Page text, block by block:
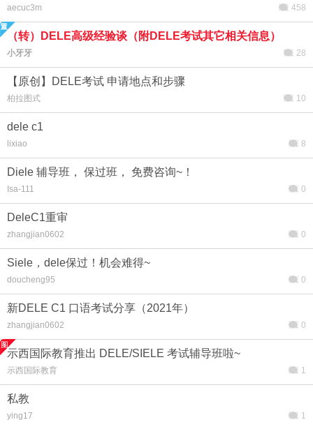
aecuc3m 458
（转）DELE高级经验谈（附DELE考试其它相关信息）
小牙牙 28
【原创】DELE考试 申请地点和步骤
柏拉图式 10
dele c1
lixiao 8
Diele 辅导班， 保过班， 免费咨询~！
Isa-111 0
DeleC1重审
zhangjian0602 0
Siele，dele保过！机会难得~
doucheng95 0
新DELE C1 口语考试分享（2021年）
zhangjian0602 0
示西国际教育推出 DELE/SIELE 考试辅导班啦~
示西国际教育 1
私教
ying17 1